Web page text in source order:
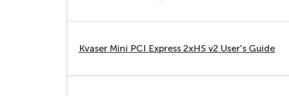
Kvaser Mini PCI Express 2xHS v2 User's Guide